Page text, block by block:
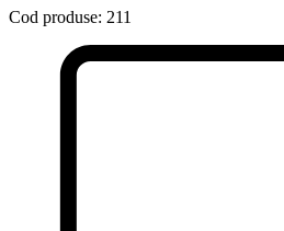
Cod produse: 211